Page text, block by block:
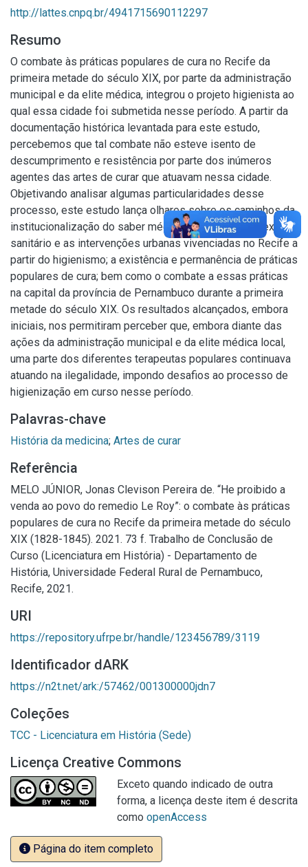
http://lattes.cnpq.br/4941715690112297
Resumo
O combate às práticas populares de cura no Recife da
primeira metade do século XIX, por parte da administração
municipal e da elite médica, integrou o projeto higienista ao
qual essa cidade foi submetida nesse período. A partir da
documentação histórica levantada para este estudo,
percebemos que tal combate não esteve isento de
descumprimento e resistência por parte dos inúmeros
agentes das artes de curar que atuavam nessa cidade.
Objetivando analisar algumas particularidades desse
processo, este estudo lança olhares sobre os caminhos da
institucionalização do saber médico no Brasil; o contexto
sanitário e as intervenções urbanas vivenciadas no Recife a
partir do higienismo; a existência e permanência de práticas
populares de cura; bem como o combate a essas práticas
na capital da província de Pernambuco durante a primeira
metade do século XIX. Os resultados alcançados, embora
iniciais, nos permitiram perceber que, embora diante das
ações da administração municipal e da elite médica local,
uma parte dos diferentes terapeutas populares continuava
atuando na ilegalidade, impondo desafios ao processo de
higienização em curso nesse período.
Palavras-chave
História da medicina; Artes de curar
Referência
MELO JÚNIOR, Jonas Clevison Pereira de. “He proibido a
venda ao povo do remedio Le Roy”: o combate às práticas
populares de cura no Recife da primeira metade do século
XIX (1828-1845). 2021. 73 f. Trabalho de Conclusão de
Curso (Licenciatura em História) - Departamento de
História, Universidade Federal Rural de Pernambuco,
Recife, 2021.
URI
https://repository.ufrpe.br/handle/123456789/3119
Identificador dARK
https://n2t.net/ark:/57462/001300000jdn7
Coleções
TCC - Licenciatura em História (Sede)
Licença Creative Commons
Exceto quando indicado de outra
forma, a licença deste item é descrita
como openAccess
Página do item completo